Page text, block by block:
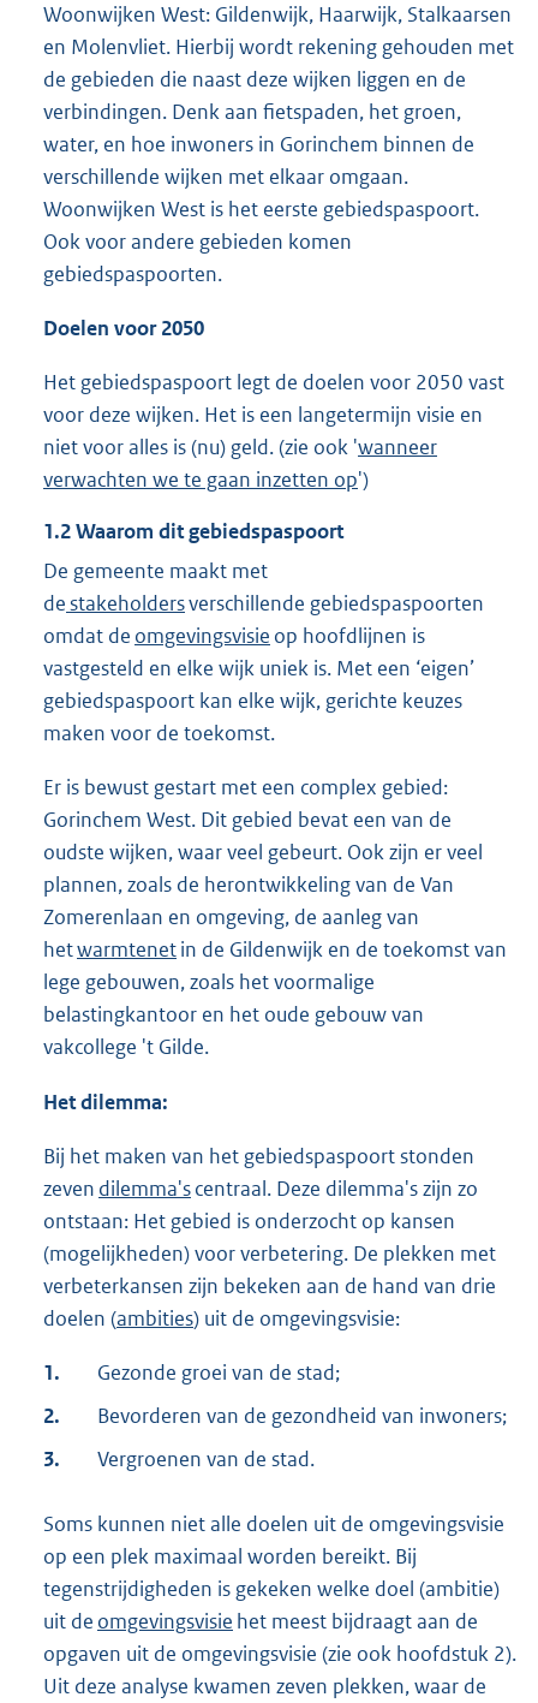
Woonwijken West: Gildenwijk, Haarwijk, Stalkaarsen
en Molenvliet. Hierbij wordt rekening gehouden met
de gebieden die naast deze wijken liggen en de
verbindingen. Denk aan fietspaden, het groen,
water, en hoe inwoners in Gorinchem binnen de
verschillende wijken met elkaar omgaan.
Woonwijken West is het eerste gebiedspaspoort.
Ook voor andere gebieden komen
gebiedspaspoorten.
Doelen voor 2050
Het gebiedspaspoort legt de doelen voor 2050 vast
voor deze wijken. Het is een langetermijn visie en
niet voor alles is (nu) geld. (zie ook 'wanneer
verwachten we te gaan inzetten op')
1.2Waarom dit gebiedspaspoort
De gemeente maakt met
destakeholdersverschillende gebiedspaspoorten
omdat de omgevingsvisie op hoofdlijnen is
vastgesteld en elke wijk uniek is. Met een ‘eigen’
gebiedspaspoort kan elke wijk, gerichte keuzes
maken voor de toekomst.
Er is bewust gestart met een complex gebied:
Gorinchem West. Dit gebied bevat een van de
oudste wijken, waar veel gebeurt. Ook zijn er veel
plannen, zoals de herontwikkeling van de Van
Zomerenlaan en omgeving, de aanleg van
hetwarmtenetin de Gildenwijk en de toekomst van
lege gebouwen, zoals het voormalige
belastingkantoor en het oude gebouw van
vakcollege 't Gilde.
Het dilemma:
Bij het maken van het gebiedspaspoort stonden
zeven dilemma'scentraal. Deze dilemma's zijn zo
ontstaan: Het gebied is onderzocht op kansen
(mogelijkheden) voor verbetering. De plekken met
verbeterkansen zijn bekeken aan de hand van drie
doelen (ambities) uit de omgevingsvisie:
1.
Gezonde groei van de stad;
2.
Bevorderen van de gezondheid van inwoners;
3.
Vergroenen van de stad.
Soms kunnen niet alle doelen uit de omgevingsvisie
op een plek maximaal worden bereikt. Bij
tegenstrijdigheden is gekeken welke doel (ambitie)
uit de omgevingsvisie het meest bijdraagt aan de
opgaven uit de omgevingsvisie (zie ook hoofdstuk 2).
Uit deze analyse kwamen zeven plekken, waar de